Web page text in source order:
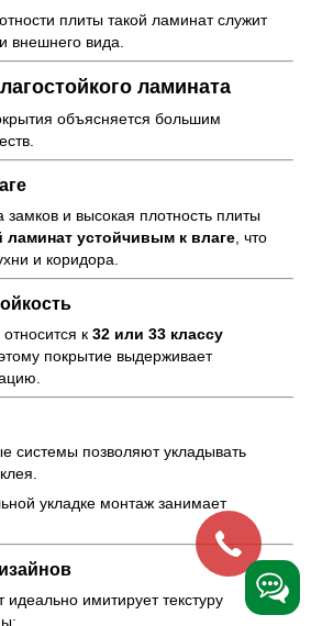
плиты такой ламинат служит
внешнего вида.
ламината
объясняется большим
и высокая плотность плиты
ламинат устойчивым к влаге , что
и коридора.
к 32 или 33 классу
покрытие выдерживает
системы позволяют укладывать
укладке монтаж занимает
имитирует текстуру